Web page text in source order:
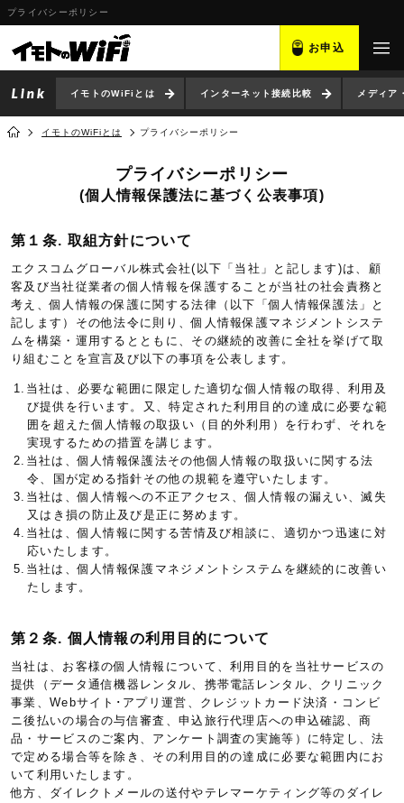
プライバシーポリシー
お申込
イモトのWiFiとは インターネット接続比較 メディア
イモトのWiFiとは プライバシーポリシー
プライバシーポリシー
(個人情報保護法に基づく公表事項)
第１条. 取組方針について
エクスコムグローバル株式会社(以下「当社」と記します)は、顧
客及び当社従業者の個人情報を保護することが当社の社会責務と
考え、個人情報の保護に関する法律（以下「個人情報保護法」と
記します）その他法令に則り、個人情報保護マネジメントシステ
ムを構築・運用するとともに、その継続的改善に全社を挙げて取
り組むことを宣言及び以下の事項を公表します。
1.当社は、必要な範囲に限定した適切な個人情報の取得、利用及
び提供を行います。又、特定された利用目的の達成に必要な範
囲を超えた個人情報の取扱い（目的外利用）を行わず、それを
実現するための措置を講じます。
2.当社は、個人情報保護法その他個人情報の取扱いに関する法
令、国が定める指針その他の規範を遵守いたします。
3.当社は、個人情報への不正アクセス、個人情報の漏えい、滅失
又はき損の防止及び是正に努めます。
4.当社は、個人情報に関する苦情及び相談に、適切かつ迅速に対
応いたします。
5.当社は、個人情報保護マネジメントシステムを継続的に改善い
たします。
第２条. 個人情報の利用目的について
当社は、お客様の個人情報について、利用目的を当社サービスの
提供（データ通信機器レンタル、携帯電話レンタル、クリニック
事業、Webサイト･アプリ運営、クレジットカード決済・コンビ
ニ後払いの場合の与信審査、申込旅行代理店への申込確認、商
品・サービスのご案内、アンケート調査の実施等）に特定し、法
で定める場合等を除き、その利用目的の達成に必要な範囲内にお
いて利用いたします。
他方、ダイレクトメールの送付やテレマーケティング等のダイレ